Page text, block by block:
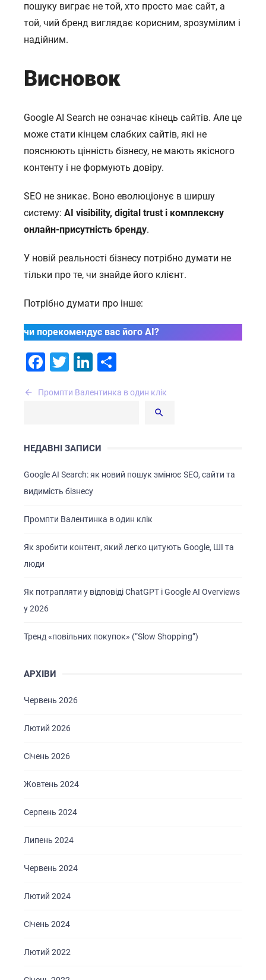
пошуку виграє не той, хто просто має сайт, а
той, чий бренд виглядає корисним, зрозумілим і
надійним.
Висновок
Google AI Search не означає кінець сайтів. Але це
може стати кінцем слабких сайтів, які не
пояснюють цінність бізнесу, не мають якісного
контенту і не формують довіру.
SEO не зникає. Воно еволюціонує в ширшу
систему: AI visibility, digital trust і комплексну
онлайн-присутність бренду.
У новій реальності бізнесу потрібно думати не
тільки про те, чи знайде його клієнт.
Потрібно думати про інше:
чи порекомендує вас його AI?
Facebook
TwitterLinkedIn
Навігація
Промпти Валентинка в один клік
НЕДАВНІ ЗАПИСИ
Google AI Search: як новий пошук змінює SEO, сайти та
видимість бізнесу
Промпти Валентинка в один клік
Як зробити контент, який легко цитують Google, ШІ та
люди
Як потрапляти у відповіді ChatGPT і Google AI Overviews
у 2026
Тренд «повільних покупок» (“Slow Shopping”)
АРХІВИ
Червень 2026
Лютий 2026
Січень 2026
Жовтень 2024
Серпень 2024
Липень 2024
Червень 2024
Лютий 2024
Січень 2024
Лютий 2022